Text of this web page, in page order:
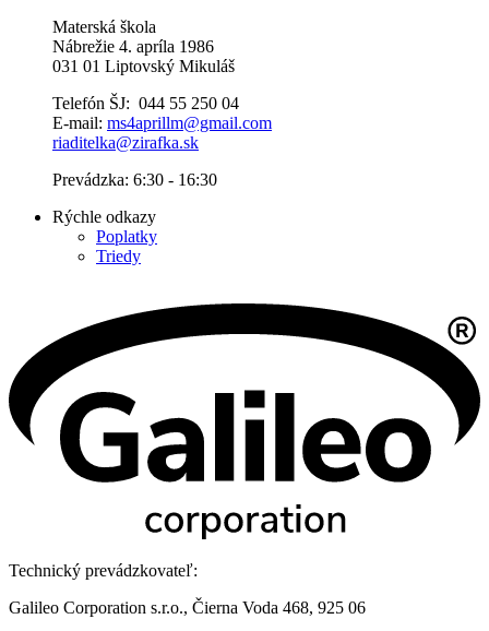
Materská škola
Nábrežie 4. apríla 1986
031 01 Liptovský Mikuláš
Telefón ŠJ: 044 55 250 04
E-mail: ms4aprillm@gmail.com
riaditelka@zirafka.sk
Prevádzka: 6:30 - 16:30
Rýchle odkazy
Poplatky
Triedy
Technický prevádzkovateľ:
Galileo Corporation s.r.o., Čierna Voda 468, 925 06